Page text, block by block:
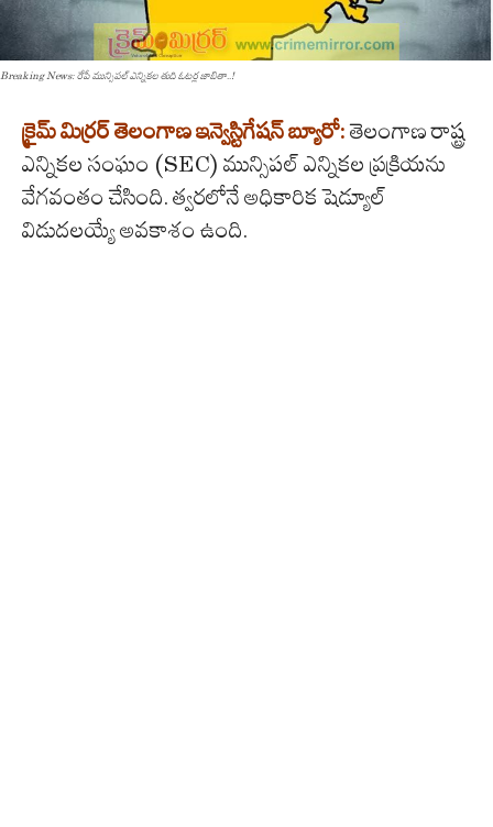
Breaking News: రేపే మున్సిపల్ ఎన్నికల తుది ఓటర్ల జాబితా..!
క్రైమ్ మిర్రర్ తెలంగాణ ఇన్వెస్టిగేషన్ బ్యూరో:తెలంగాణ రాష్ట్ర
ఎన్నికల సంఘం (SEC) మున్సిపల్ ఎన్నికల ప్రక్రియను
వేగవంతం చేసింది. త్వరలోనే అధికారిక షెడ్యూల్
విడుదలయ్యే అవకాశం ఉంది.